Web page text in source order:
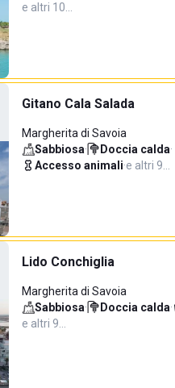
e altri 10…
Gitano Cala Salada
Margherita di Savoia
Sabbiosa· Doccia calda·
Accesso animali·e altri 9…
Lido Conchiglia
Margherita di Savoia
Sabbiosa· Doccia calda·
e altri 9…